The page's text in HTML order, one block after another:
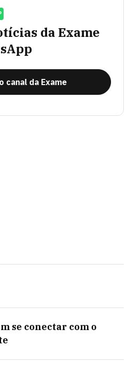
da Exame
canal da Exame
se conectar com o